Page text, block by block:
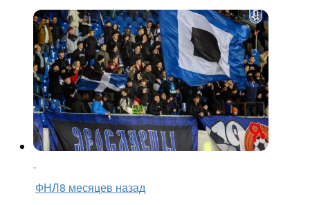
ФНЛ8 месяцев назад